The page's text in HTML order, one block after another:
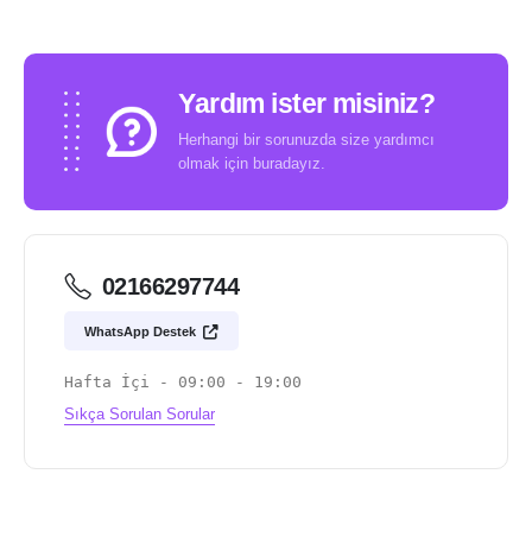
Yardım ister misiniz?
Herhangi bir sorunuzda size yardımcı
olmak için buradayız.
02166297744
WhatsApp Destek
Hafta İçi - 09:00 - 19:00
Sıkça Sorulan Sorular